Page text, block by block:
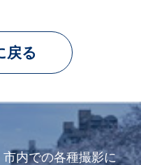
戻る
内での各種撮影に